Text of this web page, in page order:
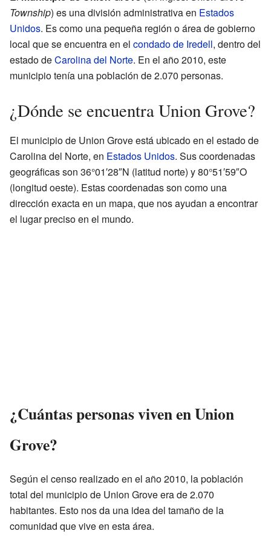
Township) es una división administrativa en Estados
Unidos. Es como una pequeña región o área de gobierno
local que se encuentra en el condado de Iredell, dentro del
estado deCarolina del Norte. En el año 2010, este
municipio tenía una población de 2.070 personas.
¿Dónde se encuentra Union Grove?
El municipio de Union Grove está ubicado en el estado de
Carolina del Norte, en Estados Unidos. Sus coordenadas
geográficas son 36°01′28″N (latitud norte) y 80°51′59″O
(longitud oeste). Estas coordenadas son como una
dirección exacta en un mapa, que nos ayudan a encontrar
el lugar preciso en el mundo.
¿Cuántas personas viven en Union
Grove?
Según el censo realizado en el año 2010, la población
total del municipio de Union Grove era de 2.070
habitantes. Esto nos da una idea del tamaño de la
comunidad que vive en esta área.